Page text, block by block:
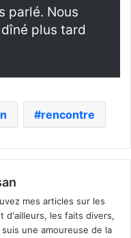
parlé. Nous
plus tard
rencontre
mes articles sur les
d'ailleurs, les faits divers,
une amoureuse de la